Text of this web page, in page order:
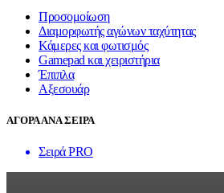
Προσομοίωση
Διαμορφωτής αγώνων ταχύτητας
Κάμερες και φωτισμός
Gamepad και χειριστήρια
Έπιπλα
Αξεσουάρ
ΑΓΟΡΑ ΑΝΑ ΣΕΙΡΑ
Σειρά PRO